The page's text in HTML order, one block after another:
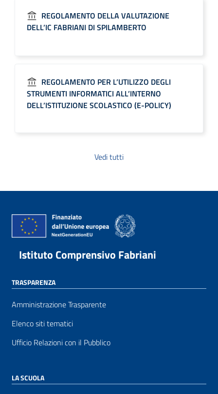
REGOLAMENTO DELLA VALUTAZIONE
DELL’IC FABRIANI DI SPILAMBERTO
REGOLAMENTO PER L’UTILIZZO DEGLI
STRUMENTI INFORMATICI ALL’INTERNO
DELL’ISTITUZIONE SCOLASTICO (E-POLICY)
Vedi tutti
Istituto Comprensivo Fabriani
TRASPARENZA
Amministrazione Trasparente
Elenco siti tematici
Ufficio Relazioni con il Pubblico
LA SCUOLA